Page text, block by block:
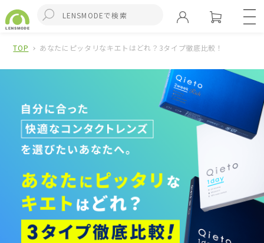
TOP あなたにピッタリなキエトはどれ？3タイプ徹底比較！